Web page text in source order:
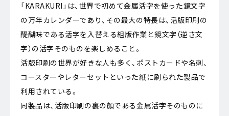
「KARAKURI」は、世界で初めて金属活字を使った鏡文字
の万年カレンダーであり、その最大の特長は、活版印刷の
醍醐味である活字を入替える組版作業と鏡文字（逆さ文
字）の活字そのものを楽しめること。
活版印刷の世界が好きな人も多く、ポストカードや名刺、
コースターやレターセットといった紙に刷られた製品で
利用されている。
同製品は、活版印刷の裏の顔である金属活字そのものに